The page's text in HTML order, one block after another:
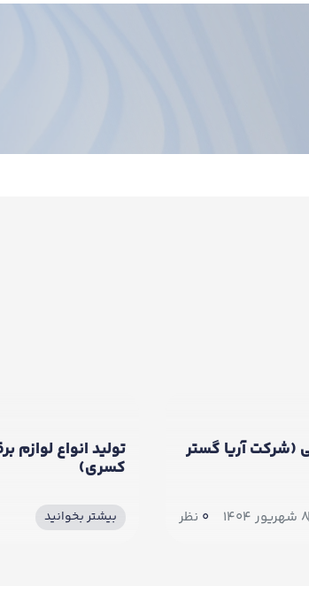
تولید انواع لوازم برقی خانگی (آیریا ونداد
بیشتر بخوانید ۱۴ مرداد ۱۴۰۴